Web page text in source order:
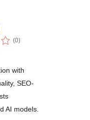
(0전
체)
with
SEO-
AI models.